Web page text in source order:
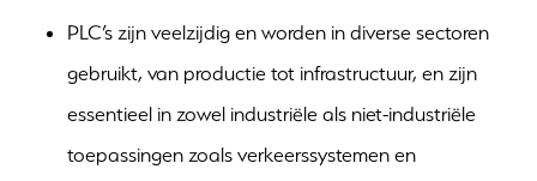
PLC’s zijn veelzijdig en worden in diverse sectoren
gebruikt, van productie tot infrastructuur, en zijn
essentieel in zowel industriële als niet-industriële
toepassingen zoals verkeerssystemen en